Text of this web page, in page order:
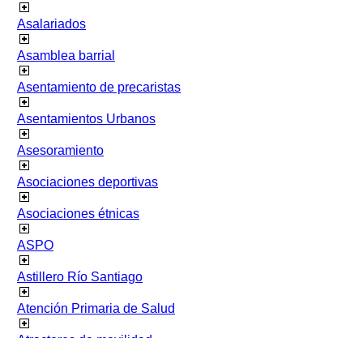
Asalariados
Asamblea barrial
Asentamiento de precaristas
Asentamientos Urbanos
Asesoramiento
Asociaciones deportivas
Asociaciones étnicas
ASPO
Astillero Río Santiago
Atención Primaria de Salud